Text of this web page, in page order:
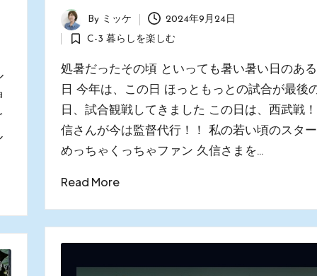
Posted
by
By ミッケ 2024年9月24日
Posted
in
C-3 暮らしを楽しむ
処暑だったその頃 といっても暑い暑い日のあ
日 今年は、この日 ほっともっとの試合が最後
日、試合観戦してきました この日は、西武戦
信さんが今は監督代行！！ 私の若い頃のス
めっちゃくっちゃファン 久信さまを…
Read More